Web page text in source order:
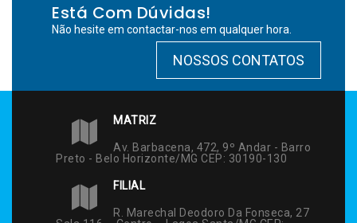
Está Com Dúvidas!
Não hesite em contactar-nos em qualquer hora.
NOSSOS CONTATOS
MATRIZ
Av. Barbacena, 472, 9º Andar - Barro
Preto - Belo Horizonte/MG CEP: 30190-130
FILIAL
R. Marechal Deodoro Da Fonseca, 27